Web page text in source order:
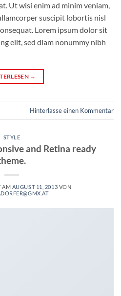
Ut wisi enim ad minim veniam,
suscipit lobortis nisl
Lorem ipsum dolor sit
elit, sed diam nonummy nibh
→
Hinterlasse einen Kommentar
STYLE
and Retina ready
AM AUGUST 11, 2013 VON